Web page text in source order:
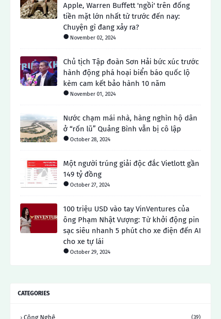
Apple, Warren Buffett 'ngồi' trên đống
tiền mặt lớn nhất từ ​​trước đến nay:
Chuyện gì đang xảy ra?
November 02, 2024
Chủ tịch Tập đoàn Sơn Hải bức xúc trước
hành động phá hoại biển báo quốc lộ
kèm cam kết bảo hành 10 năm
November 01, 2024
Nước chạm mái nhà, hàng nghìn hộ dân
ở “rốn lũ” Quảng Bình vẫn bị cô lập
October 28, 2024
Một người trúng giải độc đắc Vietlott gần
149 tỷ đồng
October 27, 2024
100 triệu USD vào tay VinVentures của
ông Phạm Nhật Vượng: Từ khởi động pin
sạc siêu nhanh 5 phút cho xe điện đến AI
cho xe tự lái
October 29, 2024
CATEGORIES
Công Nghệ (39)